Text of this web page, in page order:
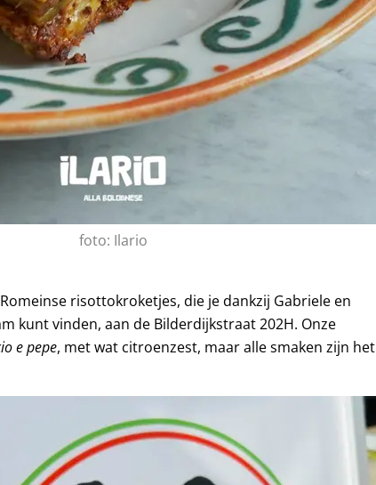
foto: Ilario
risottokroketjes, die je dankzij Gabriele en
kunt vinden, aan de Bilderdijkstraat 202H. Onze
e pepe, met wat citroenzest, maar alle smaken zijn het